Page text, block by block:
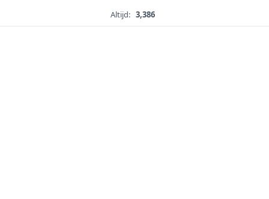
Altijd: 3,386